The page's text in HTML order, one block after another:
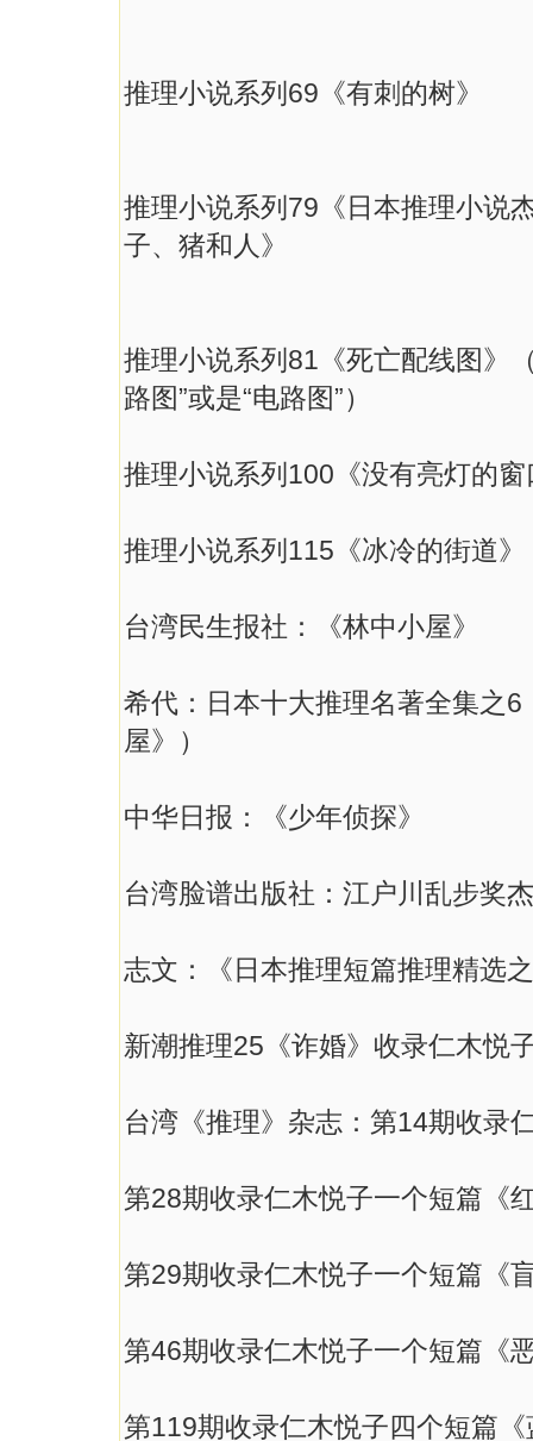
推理小说系列69《有刺的树》
推理小说系列79《日本推理小说
子、猪和人》
推理小说系列81《死亡配线图》
路图”或是“电路图”）
推理小说系列100《没有亮灯的窗
推理小说系列115《冰冷的街道》
台湾民生报社：《林中小屋》
希代：日本十大推理名著全集之
屋》）
中华日报：《少年侦探》
台湾脸谱出版社：江户川乱步奖
志文：《日本推理短篇推理精选
新潮推理25《诈婚》收录仁木悦
台湾《推理》杂志：第14期收录
第28期收录仁木悦子一个短篇《
第29期收录仁木悦子一个短篇《
第46期收录仁木悦子一个短篇《
第119期收录仁木悦子四个短篇